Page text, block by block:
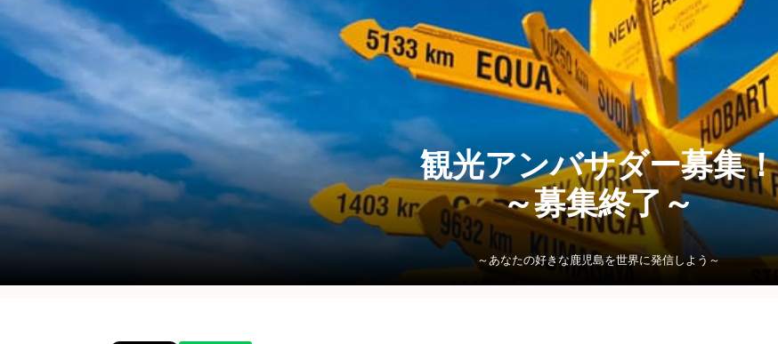
観光アンバサダー募集！
～募集終了～
～あなたの好きな鹿児島を世界に発信しよう～